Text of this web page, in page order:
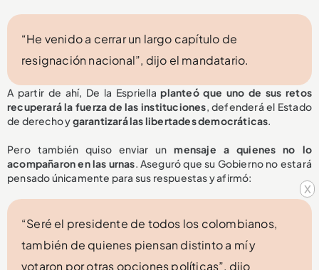
x
“He venido a cerrar un largo capítulo de
resignación nacional”, dijo el mandatario.
A partir de ahí, De la Espriellaplanteó que uno de sus retos
recuperará la fuerza de las instituciones , defenderá el Estado
de derecho ygarantizará las libertades democráticas
Pero también quiso enviar unmensaje a quienes no lo
acompañaron en las urnas . Aseguró que su Gobierno no estará
pensado únicamente para sus respuestas y afirmó:
“Seré el presidente de todos los colombianos,
también de quienes piensan distinto a mí y
votaron por otras opciones políticas”, dijo